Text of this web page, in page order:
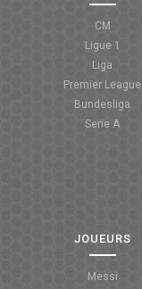
COUPE DE FRANCE
COUPE DE LA LIGUE
CM
Ligue 1
Liga
Premier League
Bundesliga
Serie A
JOUEURS
Messi